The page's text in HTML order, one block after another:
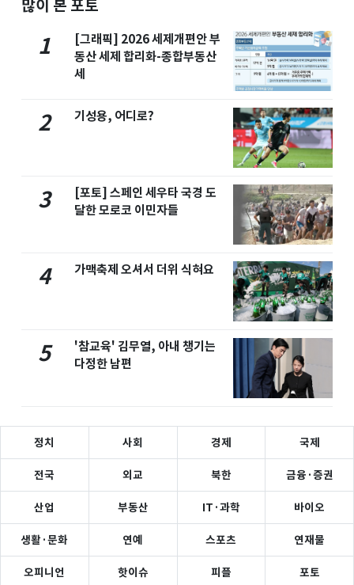
많이 본 포토
1
[그래픽] 2026 세제개편안 부
동산 세제 합리화-종합부동산
세
2 기성용, 어디로?
3
[포토] 스페인 세우타 국경 도
달한 모로코 이민자들
4 가맥축제 오셔서 더위 식혀요
5
'참교육' 김무열, 아내 챙기는
다정한 남편
정치 사회 경제 국제
전국 외교 북한 금융·증권
산업 부동산 IT·과학 바이오
생활·문화 연예 스포츠 연재물
오피니언 핫이슈 피플 포토